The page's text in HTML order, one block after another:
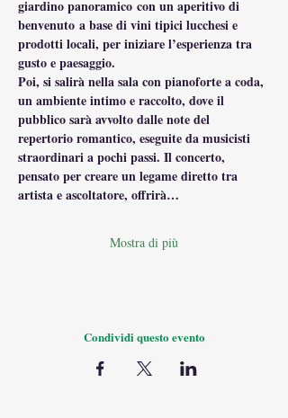
giardino panoramico con un aperitivo di
benvenuto a base di vini tipici lucchesi e
prodotti locali, per iniziare l’esperienza tra
gusto e paesaggio.
Poi, si salirà nella sala con pianoforte a coda,
un ambiente intimo e raccolto, dove il
pubblico sarà avvolto dalle note del
repertorio romantico, eseguite da musicisti
straordinari a pochi passi. Il concerto,
pensato per creare un legame diretto tra
artista e ascoltatore, offrirà…
Mostra di più
Condividi questo evento